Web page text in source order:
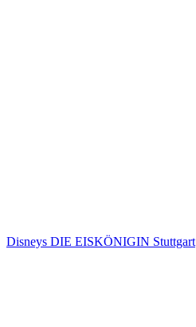
Disneys DIE EISKÖNIGIN Stuttgart